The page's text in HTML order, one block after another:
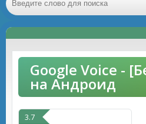
Google Voice -
на Андроид
3.7